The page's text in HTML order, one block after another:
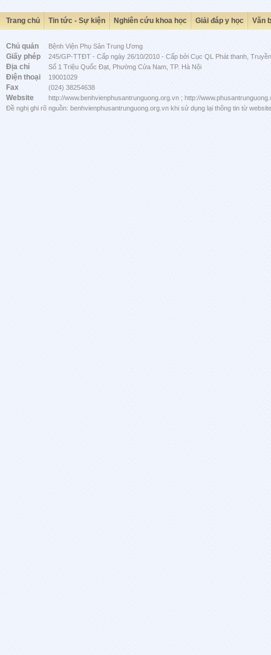
Trang chủ Tin tức - Sự kiện Nghiên cứu khoa học Giải đáp y học Văn
Chủ quản Bệnh Viện Phụ Sản Trung Ương
Giấy phép 245/GP-TTĐT - Cấp ngày 26/10/2010 - Cấp bởi Cục QL Phát thanh,
Địa chỉ Số 1 Triệu Quốc Đạt, Phường Cửa Nam, TP. Hà Nội
Điện thoại 19001029
Fax (024) 38254638
Website
http://www.benhvienphusantrunguong.org.vn ; http://
Đề nghị ghi rõ nguồn: benhvienphusantrunguong.org.vn khi sử dụng lại thông tin từ